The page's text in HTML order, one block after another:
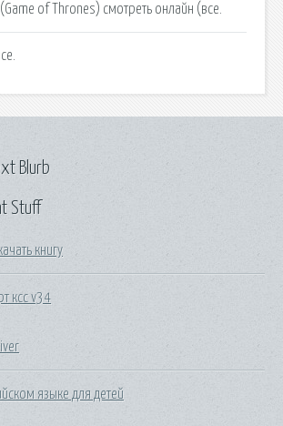
of Thrones) смотреть онлайн (все.
Stuff
книгу
ксс v34
языке для детей
Blurb